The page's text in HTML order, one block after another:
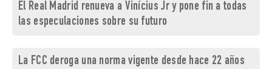
El Real Madrid renueva a Vinícius Jr y pone fin a todas
las especulaciones sobre su futuro
La FCC deroga una norma vigente desde hace 22 años